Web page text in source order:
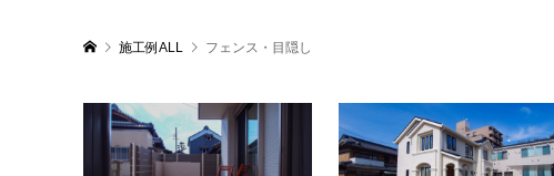
施工例ALL フェンス・目隠し